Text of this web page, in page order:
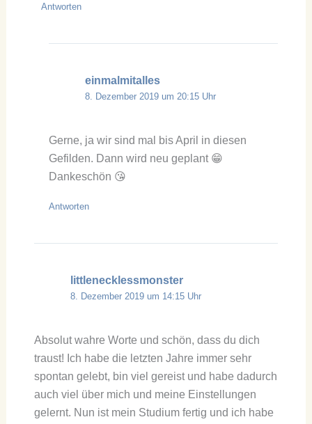
Antworten
einmalmitalles
8. Dezember 2019 um 20:15 Uhr
Gerne, ja wir sind mal bis April in diesen
Gefilden. Dann wird neu geplant 😁
Dankeschön 😘
Antworten
littlenecklessmonster
8. Dezember 2019 um 14:15 Uhr
Absolut wahre Worte und schön, dass du dich
traust! Ich habe die letzten Jahre immer sehr
spontan gelebt, bin viel gereist und habe dadurch
auch viel über mich und meine Einstellungen
gelernt. Nun ist mein Studium fertig und ich habe